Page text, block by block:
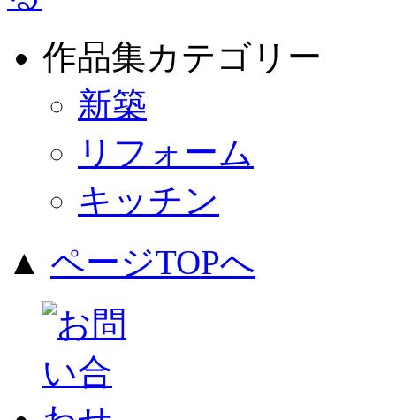
作品集カテゴリー
新築
リフォーム
キッチン
▲ ページTOPへ